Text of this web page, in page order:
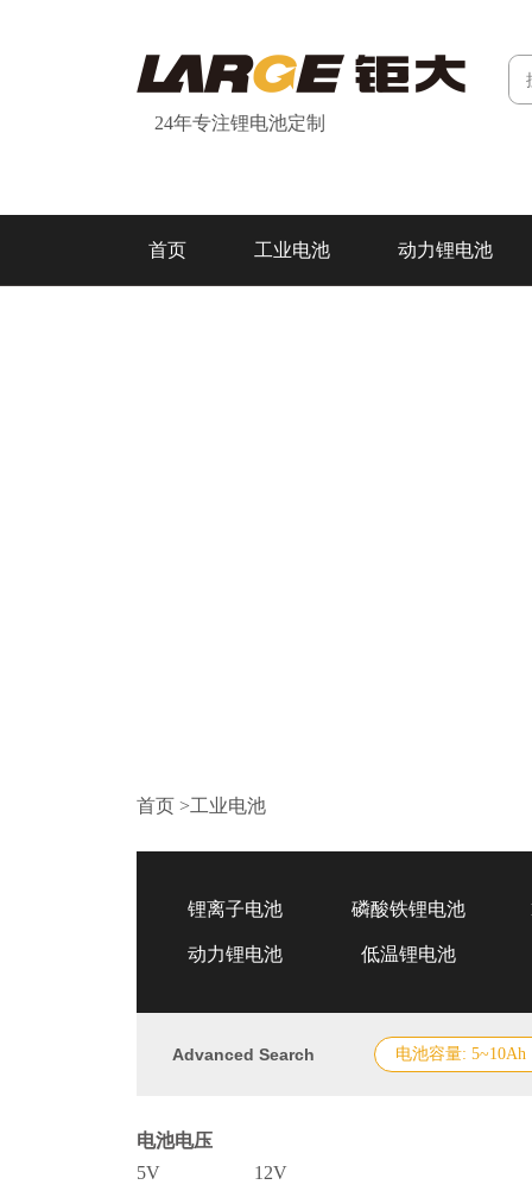
24年专注锂电池定制
首页 工业电池 动力锂电池
首页 >工业电池
锂离子电池 磷酸铁锂电池
动力锂电池 低温锂电池
Advanced Search 电池容量: 5~10Ah
电池电压
5V
12V